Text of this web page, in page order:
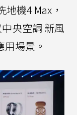
地機4 Max，
央空調 新風
場景。